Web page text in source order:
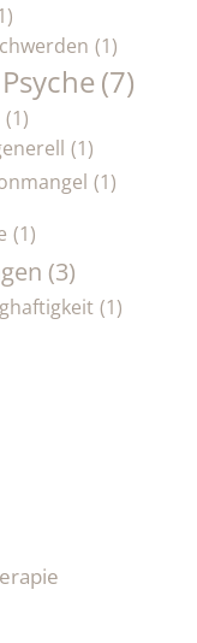
(1)
Psyche (7)
(1)
(1)
(1)
(1)
(3)
(1)